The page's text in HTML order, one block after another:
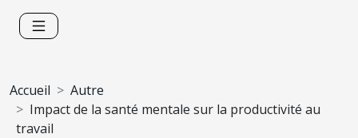
Accueil
Autre
Impact de la santé mentale sur la productivité au
travail